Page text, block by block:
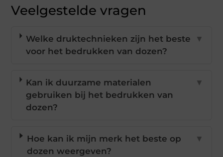
Veelgestelde vragen
Welke druktechnieken zijn het beste
voor het bedrukken van dozen?
▼
Kan ik duurzame materialen
gebruiken bij het bedrukken van
dozen?
▼
Hoe kan ik mijn merk het beste op
dozen weergeven?
▼